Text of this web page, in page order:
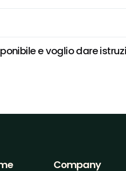
e voglio dare
Company